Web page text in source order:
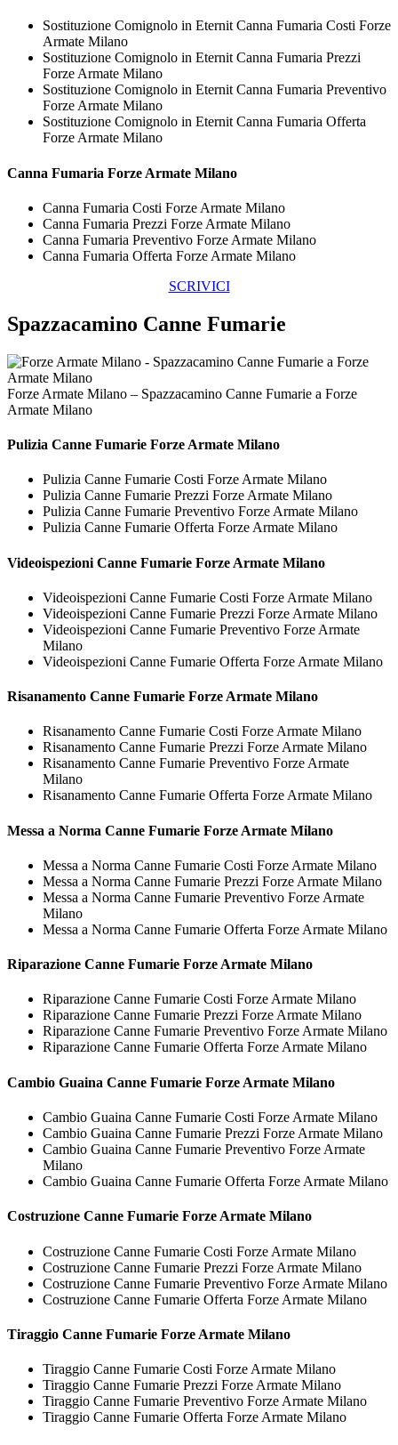
Sostituzione Comignolo in Eternit Canna Fumaria Costi Forze
Armate Milano
Sostituzione Comignolo in Eternit Canna Fumaria Prezzi
Forze Armate Milano
Sostituzione Comignolo in Eternit Canna Fumaria Preventivo
Forze Armate Milano
Sostituzione Comignolo in Eternit Canna Fumaria Offerta
Forze Armate Milano
Canna Fumaria Forze Armate Milano
Canna Fumaria Costi Forze Armate Milano
Canna Fumaria Prezzi Forze Armate Milano
Canna Fumaria Preventivo Forze Armate Milano
Canna Fumaria Offerta Forze Armate Milano
SCRIVICI
Spazzacamino Canne Fumarie
Forze Armate Milano – Spazzacamino Canne Fumarie a Forze
Armate Milano
Pulizia Canne Fumarie Forze Armate Milano
Pulizia Canne Fumarie Costi Forze Armate Milano
Pulizia Canne Fumarie Prezzi Forze Armate Milano
Pulizia Canne Fumarie Preventivo Forze Armate Milano
Pulizia Canne Fumarie Offerta Forze Armate Milano
Videoispezioni Canne Fumarie Forze Armate Milano
Videoispezioni Canne Fumarie Costi Forze Armate Milano
Videoispezioni Canne Fumarie Prezzi Forze Armate Milano
Videoispezioni Canne Fumarie Preventivo Forze Armate
Milano
Videoispezioni Canne Fumarie Offerta Forze Armate Milano
Risanamento Canne Fumarie Forze Armate Milano
Risanamento Canne Fumarie Costi Forze Armate Milano
Risanamento Canne Fumarie Prezzi Forze Armate Milano
Risanamento Canne Fumarie Preventivo Forze Armate
Milano
Risanamento Canne Fumarie Offerta Forze Armate Milano
Messa a Norma Canne Fumarie Forze Armate Milano
Messa a Norma Canne Fumarie Costi Forze Armate Milano
Messa a Norma Canne Fumarie Prezzi Forze Armate Milano
Messa a Norma Canne Fumarie Preventivo Forze Armate
Milano
Messa a Norma Canne Fumarie Offerta Forze Armate Milano
Riparazione Canne Fumarie Forze Armate Milano
Riparazione Canne Fumarie Costi Forze Armate Milano
Riparazione Canne Fumarie Prezzi Forze Armate Milano
Riparazione Canne Fumarie Preventivo Forze Armate Milano
Riparazione Canne Fumarie Offerta Forze Armate Milano
Cambio Guaina Canne Fumarie Forze Armate Milano
Cambio Guaina Canne Fumarie Costi Forze Armate Milano
Cambio Guaina Canne Fumarie Prezzi Forze Armate Milano
Cambio Guaina Canne Fumarie Preventivo Forze Armate
Milano
Cambio Guaina Canne Fumarie Offerta Forze Armate Milano
Costruzione Canne Fumarie Forze Armate Milano
Costruzione Canne Fumarie Costi Forze Armate Milano
Costruzione Canne Fumarie Prezzi Forze Armate Milano
Costruzione Canne Fumarie Preventivo Forze Armate Milano
Costruzione Canne Fumarie Offerta Forze Armate Milano
Tiraggio Canne Fumarie Forze Armate Milano
Tiraggio Canne Fumarie Costi Forze Armate Milano
Tiraggio Canne Fumarie Prezzi Forze Armate Milano
Tiraggio Canne Fumarie Preventivo Forze Armate Milano
Tiraggio Canne Fumarie Offerta Forze Armate Milano